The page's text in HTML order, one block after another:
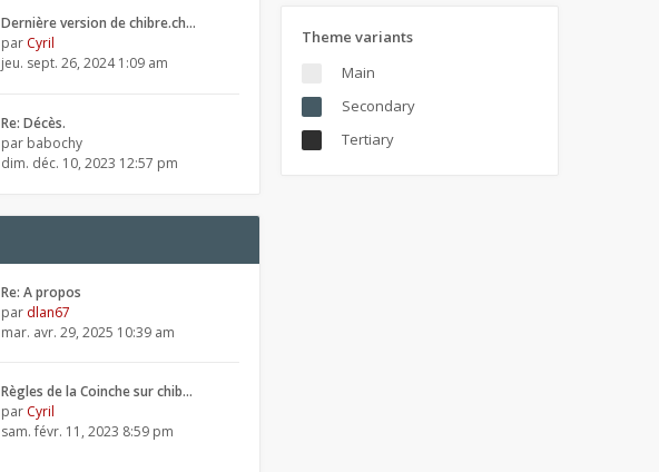
Dernière version de chibre.ch…
par Cyril
jeu. sept. 26, 2024 1:09 am
Re: Décès.
par babochy
dim. déc. 10, 2023 12:57 pm
Re: A propos
par dlan67
mar. avr. 29, 2025 10:39 am
Règles de la Coinche sur chib…
par Cyril
sam. févr. 11, 2023 8:59 pm
Theme variants
Main
Secondary
Tertiary